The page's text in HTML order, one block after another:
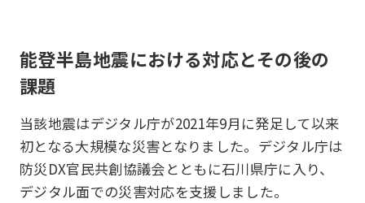
能登半島地震における対応とその後の
課題
当該地震はデジタル庁が2021年9月に発足して以来
初となる大規模な災害となりました。デジタル庁は
防災DX官民共創協議会とともに石川県庁に入り、
デジタル面での災害対応を支援しました。